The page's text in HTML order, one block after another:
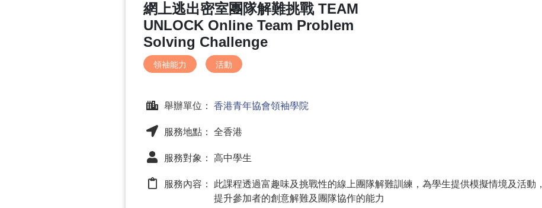
網上逃出密室團隊解難挑戰 TEAM
UNLOCK Online Team Problem
Solving Challenge
領袖能力 活動
舉辦單位： 香港青年協會領袖學院
服務地點： 全香港
服務對象： 高中學生
服務內容： 此課程透過富趣味及挑戰性的線上團隊解難訓練，為學生提供模擬情境及活動，
提升參加者的創意解難及團隊協作的能力